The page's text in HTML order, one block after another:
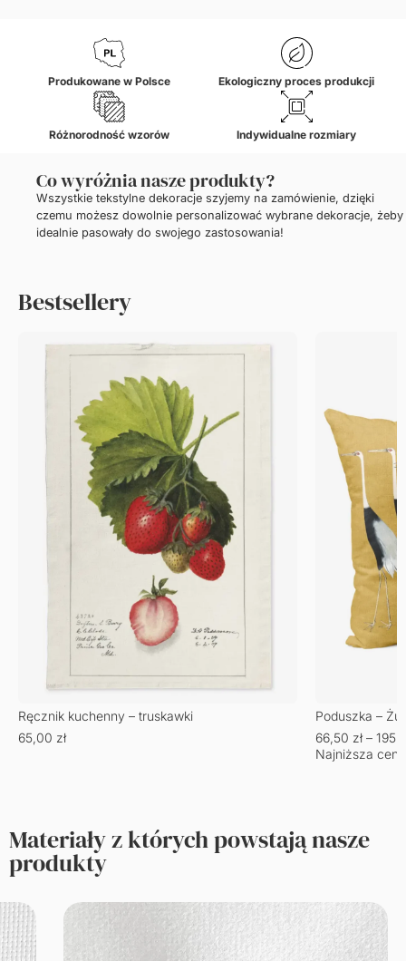
Produkowane w Polsce Ekologiczny proces produkcji
Różnorodność wzorów Indywidualne rozmiary
Co wyróżnia nasze produkty?
Wszystkie tekstylne dekoracje szyjemy na zamówienie, dzięki
czemu możesz dowolnie personalizować wybrane dekoracje, żeby
idealnie pasowały do swojego zastosowania!
Bestsellery
Ręcznik kuchenny – truskawki
65,00 zł
Poduszka –
66,50 zł –
Najniższa
Materiały z których powstają nasze
produkty